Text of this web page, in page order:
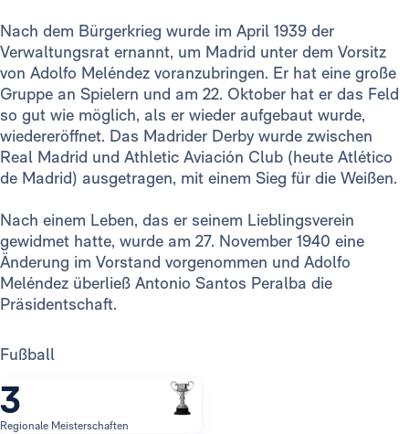
Nach dem Bürgerkrieg wurde im April 1939 der
Verwaltungsrat ernannt, um Madrid unter dem Vorsitz
von Adolfo Meléndez voranzubringen. Er hat eine große
Gruppe an Spielern und am 22. Oktober hat er das Feld
so gut wie möglich, als er wieder aufgebaut wurde,
wiedereröffnet. Das Madrider Derby wurde zwischen
Real Madrid und Athletic Aviación Club (heute Atlético
de Madrid) ausgetragen, mit einem Sieg für die Weißen.
Nach einem Leben, das er seinem Lieblingsverein
gewidmet hatte, wurde am 27. November 1940 eine
Änderung im Vorstand vorgenommen und Adolfo
Meléndez überließ Antonio Santos Peralba die
Präsidentschaft.
Fußball
3
Regionale Meisterschaften